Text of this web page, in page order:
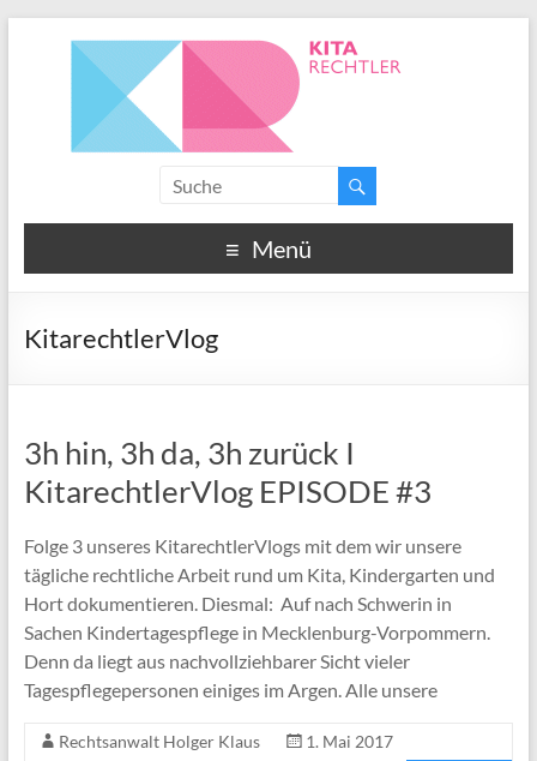
Menü
KitarechtlerVlog
3h hin, 3h da, 3h zurück I
KitarechtlerVlog EPISODE #3
Folge 3 unseres KitarechtlerVlogs mit dem wir unsere
tägliche rechtliche Arbeit rund um Kita, Kindergarten und
Hort dokumentieren. Diesmal: Auf nach Schwerin in
Sachen Kindertagespflege in Mecklenburg-Vorpommern.
Denn da liegt aus nachvollziehbarer Sicht vieler
Tagespflegepersonen einiges im Argen. Alle unsere
Rechtsanwalt Holger Klaus
1. Mai 2017